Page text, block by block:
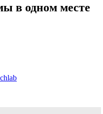
в одном месте